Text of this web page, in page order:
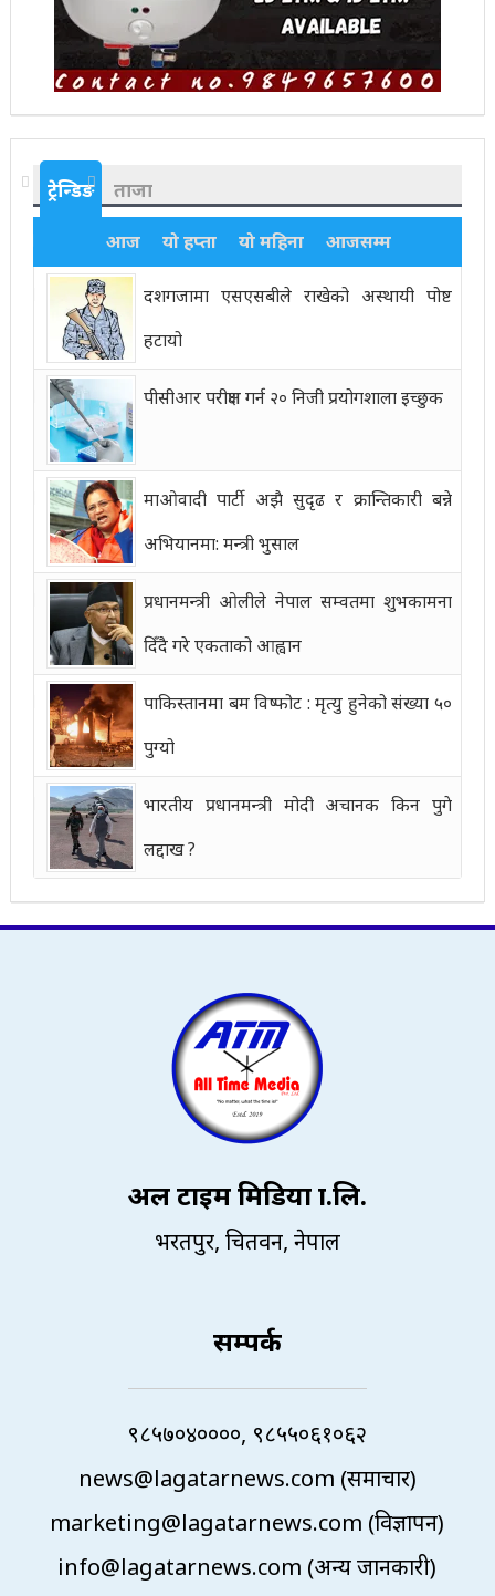
ट्रेन्डिङ ताजा
आज यो हप्ता यो महिना आजसम्म
दशगजामा एसएसबीले राखेको अस्थायी पोष्ट
हटायो
पीसीआर परीक्षण गर्न २० निजी प्रयोगशाला इच्छुक
माओवादी पार्टी अझै सुदृढ र क्रान्तिकारी बन्ने
अभियानमा: मन्त्री भुसाल
प्रधानमन्त्री ओलीले नेपाल सम्वतमा शुभकामना
दिँदै गरे एकताको आह्वान
पाकिस्तानमा बम विष्फोट : मृत्यु हुनेको संख्या ५०
पुग्यो
भारतीय प्रधानमन्त्री मोदी अचानक किन पुगे
लद्दाख ?
अल टाइम मिडिया प्रा.लि.
भरतपुर, चितवन, नेपाल
सम्पर्क
९८५७०४००००, ९८५५०६१०६२
news@lagatarnews.com (समाचार)
marketing@lagatarnews.com (विज्ञापन)
info@lagatarnews.com (अन्य जानकारी)